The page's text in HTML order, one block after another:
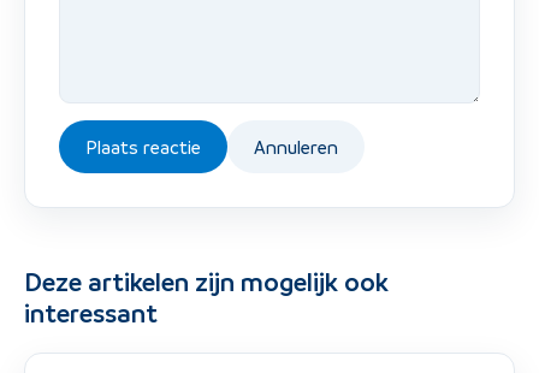
Plaats reactie Annuleren
Deze artikelen zijn mogelijk ook
interessant